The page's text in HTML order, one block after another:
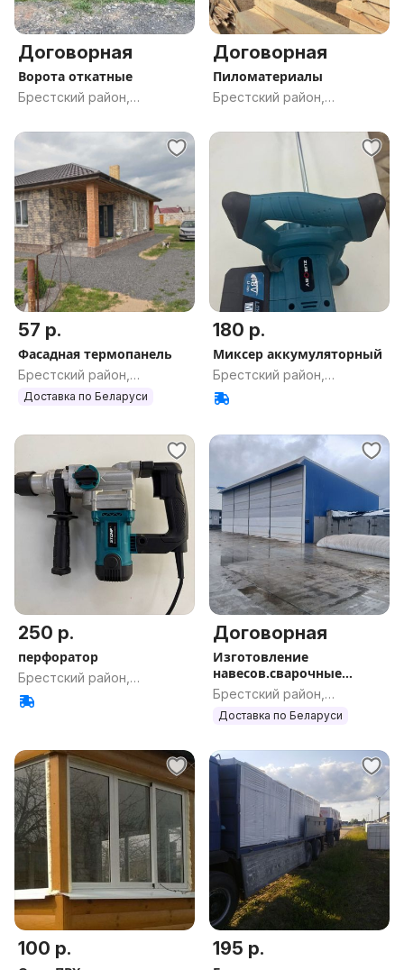
Договорная
Ворота откатные
Брестский район,
Договорная
Пиломатериалы
Брестский район,
57 р.
Фасадная термопанель
Брестский район,
Брестская обл.
Доставка по Беларуси
180 р.
Миксер аккумуляторный
Брестский район,
Брестская обл.
250 р.
перфоратор
Брестский район,
Брестская обл.
Договорная
Изготовление
навесов.сварочные
работы.
Брестский район,
Брестская обл.
Доставка по Беларуси
100 р. 195 р.